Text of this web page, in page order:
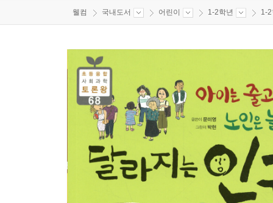
웰컴 국내도서 어린이 1-2학년 1-